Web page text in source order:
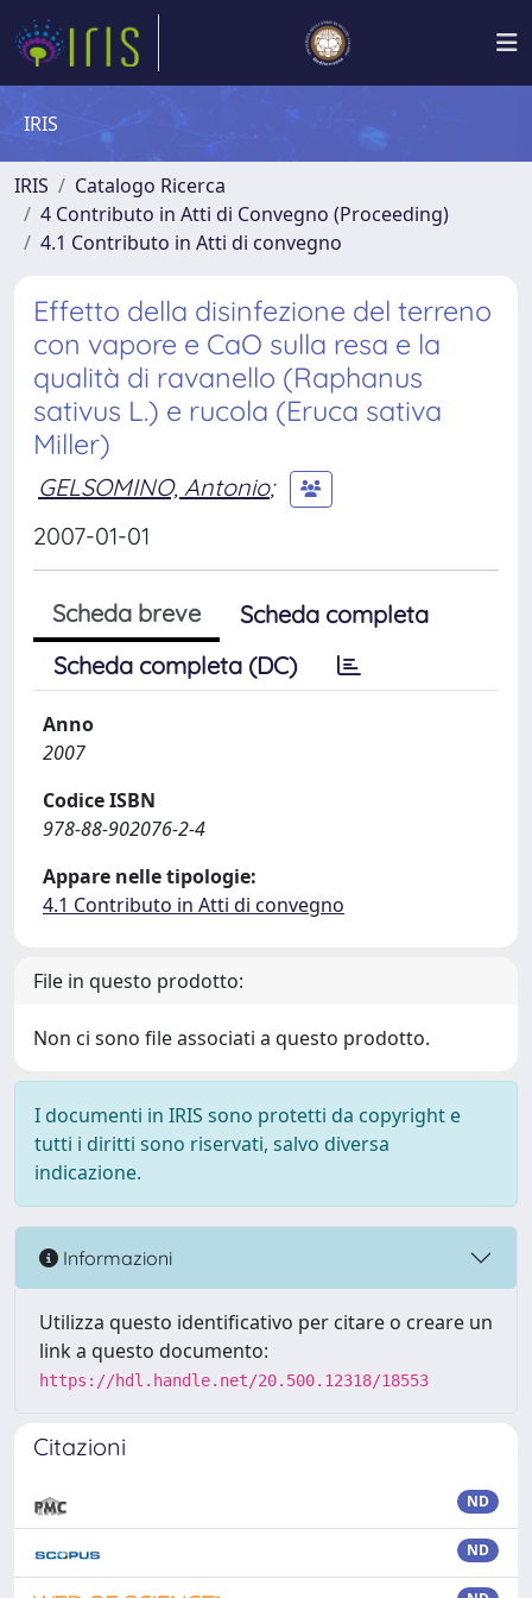
IRIS
IRIS
Catalogo Ricerca
4 Contributo in Atti di Convegno (Proceeding)
4.1 Contributo in Atti di convegno
Effetto della disinfezione del terreno
con vapore e CaO sulla resa e la
qualità di ravanello (Raphanus
sativus L.) e rucola (Eruca sativa
Miller)
GELSOMINO, Antonio;
2007-01-01
Scheda breve
Scheda completa
Scheda completa (DC)
Anno
2007
Codice ISBN
978-88-902076-2-4
Appare nelle tipologie:
4.1 Contributo in Atti di convegno
File in questo prodotto:
Non ci sono file associati a questo prodotto.
I documenti in IRIS sono protetti da copyright e
tutti i diritti sono riservati, salvo diversa
indicazione.
Informazioni
Utilizza questo identificativo per citare o creare un
link a questo documento:
https://hdl.handle.net/20.500.12318/18553
Citazioni
ND
ND